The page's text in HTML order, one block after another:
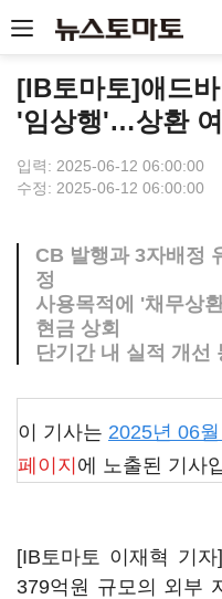
[IB토마토]애드
'임상행'…상환
입력: 2025-06-12 06:00:00
수정: 2025-06-12 06:00:00
CB 발행과 3자배정
정
사용목적에 '채무상
현금 상회
단기간 내 실적 개선
이 기사는 2025년 06
페이지 에 노출된 기사
[IB토마토 이재혁 기자]
379억원 규모의 외부